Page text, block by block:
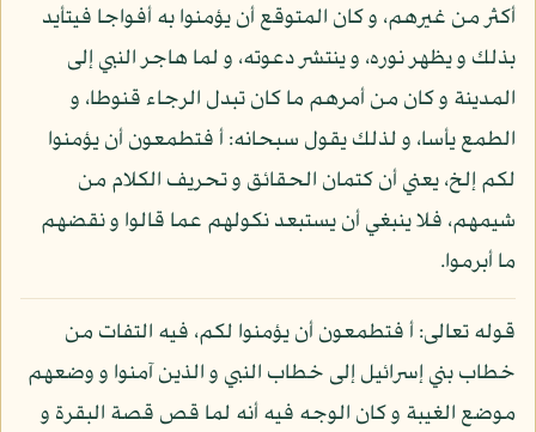
أكثر من غيرهم، و كان المتوقع أن يؤمنوا به أفواجا فيتأيد
بذلك و يظهر نوره، و ينتشر دعوته، و لما هاجر النبي إلى
المدينة و كان من أمرهم ما كان تبدل الرجاء قنوطا، و
الطمع يأسا، و لذلك يقول سبحانه: أ فتطمعون أن يؤمنوا
لكم إلخ، يعني أن كتمان الحقائق و تحريف الكلام من
شيمهم، فلا ينبغي أن يستبعد نكولهم عما قالوا و نقضهم
ما أبرموا.
قوله تعالى: أ فتطمعون أن يؤمنوا لكم، فيه التفات من
خطاب بني إسرائيل إلى خطاب النبي و الذين آمنوا و وضعهم
موضع الغيبة و كان الوجه فيه أنه لما قص قصة البقرة و